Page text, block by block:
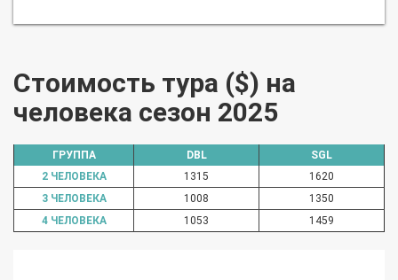
Стоимость тура ($) на
человека сезон 2025
ГРУППА DBL
SGL
2 ЧЕЛОВЕКА
1315
1620
3 ЧЕЛОВЕКА
1008
1350
4 ЧЕЛОВЕКА
1053 1459